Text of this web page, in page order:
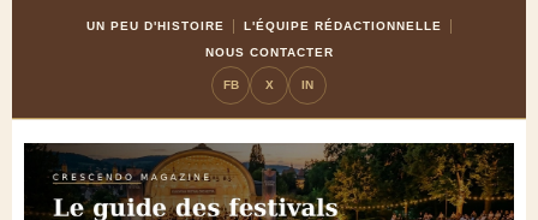
UN PEU D'HISTOIRE
L'ÉQUIPE RÉDACTIONNELLE
NOUS CONTACTER
FB X IN